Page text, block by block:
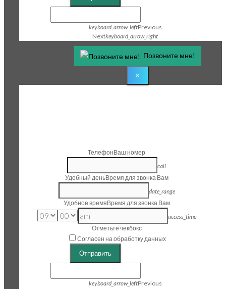
keyboard_arrow_leftPrevious
Nextkeyboard_arrow_right
Позвоните мне!
×
ТелефонВаш номер
call
Удобный деньВремя для звонка Вам
date_range
Удобное времяВремя для звонка Вам
access_time
Отметьте чекбокс
Согласен на обработку данных
Отправить
keyboard_arrow_leftPrevious